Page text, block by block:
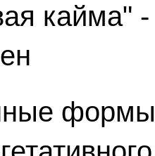
кайма" -
формы